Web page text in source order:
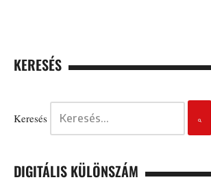
KERESÉS
Keresés
DIGITÁLIS KÜLÖNSZÁM